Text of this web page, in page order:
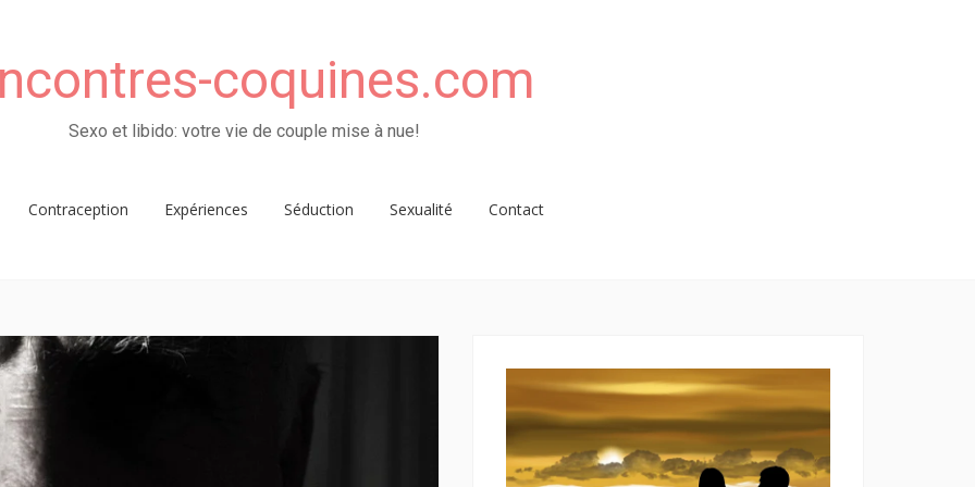
coquines.com
Sexo et libido: votre vie de couple mise à nue!
Contraception Expériences Séduction Sexualité Contact